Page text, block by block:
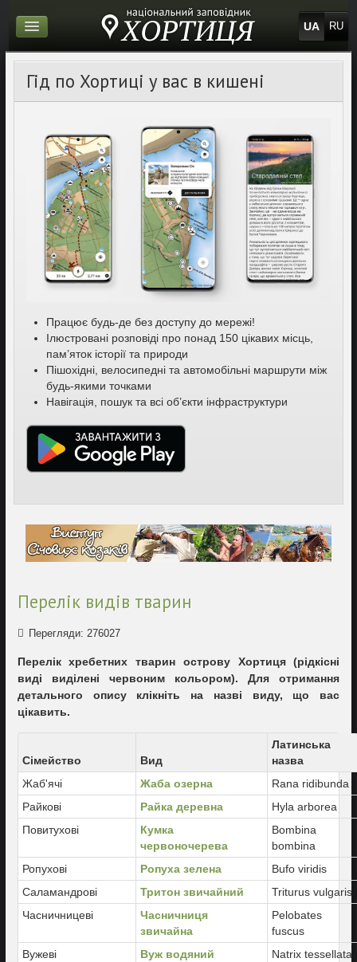
UA RU
Гід по Хортиці у вас в кишені
Працює будь-де без доступу до мережі!
Ілюстровані розповіді про понад 150 цікавих місць,
пам’яток історії та природи
Пішохідні, велосипедні та автомобільні маршрути між
будь-якими точками
Навігація, пошук та всі об’єкти інфраструктури
Перелік видів тварин
Перегляди: 276027
Перелік хребетних тварин острову Хортиця (рідкісні
виді виділені червоним кольором). Для отримання
детального опису клікніть на назві виду, що вас
цікавить.
Сімейство Вид
Латинська
назва
Жаб'ячі
Жаба озерна
Rana ridibunda
Райкові
Райка деревна
Hyla arborea
Повитухові
Кумка
червоночерева
Bombina
bombina
Ропухові
Ропуха зелена
Bufo viridis
Саламандрові
Тритон звичайний
Triturus vulgaris
Часничницеві
Часничниця
звичайна
Pelobates
fuscus
Вужеві
Вуж водяний
Natrix tessellata